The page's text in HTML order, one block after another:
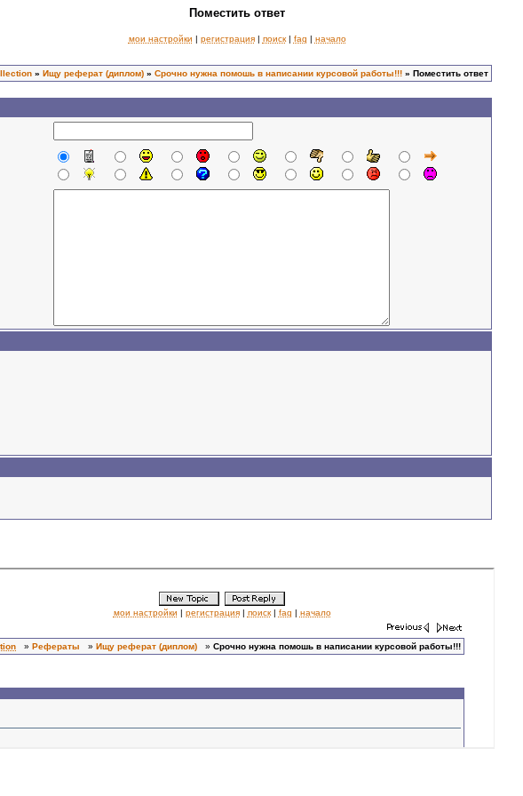
Поместить ответ
мои настройки | регистрация| поиск| faq | начало
» Ищу реферат (диплом) » Срочно нужна помошь в написании курсовой работы!!! » Поместить ответ